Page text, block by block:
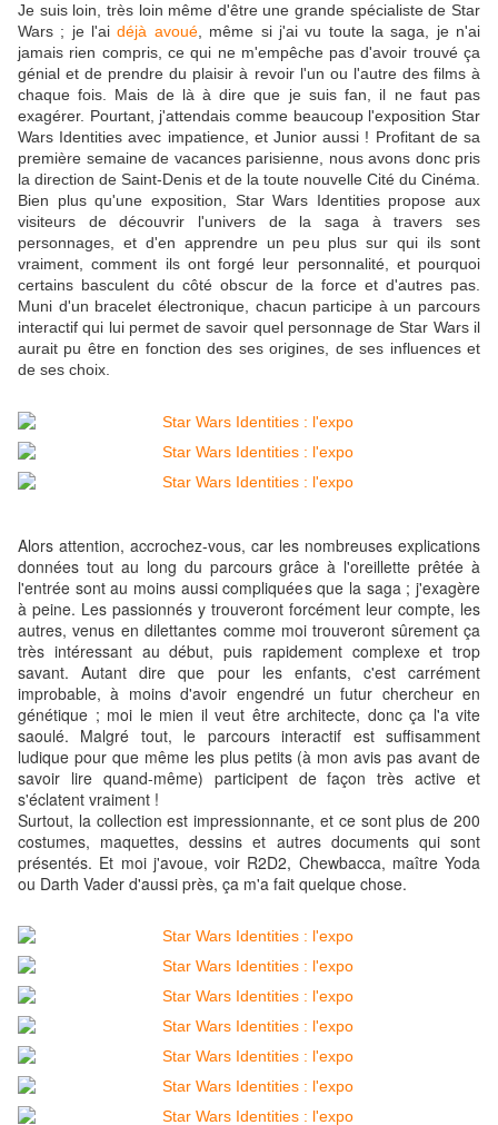
Je suis loin, très loin même d'être une grande spécialiste de Star
Wars ; je l'aidéjà avoué, même si j'ai vu toute la saga, je n'ai
jamais rien compris, ce qui ne m'empêche pas d'avoir trouvé ça
génial et de prendre du plaisir à revoir l'un ou l'autre des films à
chaque fois. Mais de là à dire que je suis fan, il ne faut pas
exagérer. Pourtant, j'attendais comme beaucoup l'exposition Star
Wars Identities avec impatience, et Junior aussi ! Profitant de sa
première semaine de vacances parisienne, nous avons donc pris
la direction de Saint-Denis et de la toute nouvelle Cité du Cinéma.
Bien plus qu'une exposition, Star Wars Identities propose aux
visiteurs de découvrir l'univers de la saga à travers ses
personnages, et d'en apprendre un peu plus sur qui ils sont
vraiment, comment ils ont forgé leur personnalité, et pourquoi
certains basculent du côté obscur de la force et d'autres pas.
Muni d'un bracelet électronique, chacun participe à un parcours
interactif qui lui permet de savoir quel personnage de Star Wars il
aurait pu être en fonction des ses origines, de ses influences et
de ses choix.
Alors attention, accrochez-vous, car les nombreuses explications
données tout au long du parcours grâce à l'oreillette prêtée à
l'entrée sont au moins aussi compliquées que la saga ; j'exagère
à peine. Les passionnés y trouveront forcément leur compte, les
autres, venus en dilettantes comme moi trouveront sûrement ça
très intéressant au début, puis rapidement complexe et trop
savant. Autant dire que pour les enfants, c'est carrément
improbable, à moins d'avoir engendré un futur chercheur en
génétique ; moi le mien il veut être architecte, donc ça l'a vite
saoulé. Malgré tout, le parcours interactif est suffisamment
ludique pour que même les plus petits (à mon avis pas avant de
savoir lire quand-même) participent de façon très active et
s'éclatent vraiment !
Surtout, la collection est impressionnante, et ce sont plus de 200
costumes, maquettes, dessins et autres documents qui sont
présentés. Et moi j'avoue, voir R2D2, Chewbacca, maître Yoda
ou Darth Vader d'aussi près, ça m'a fait quelque chose.